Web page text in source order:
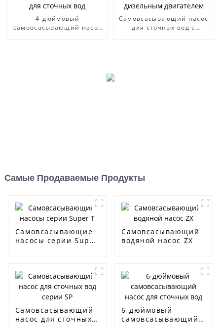
4-дюймовый
самовсасывающий насос
Самовсасывающий насос
для сточных вод с
Самые Продаваемые Продукты
Самовсасывающие
насосы серии Super
Самовсасывающий
водяной насос ZX
Самовсасывающий
насос для сточных
6-дюймовый
самовсасывающий